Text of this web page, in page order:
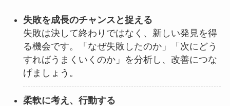
失敗を成長のチャンスと捉える
失敗は決して終わりではなく、新しい発見を得
る機会です。「なぜ失敗したのか」「次にどう
すればうまくいくのか」を分析し、改善につな
げましょう。
柔軟に考え、行動する